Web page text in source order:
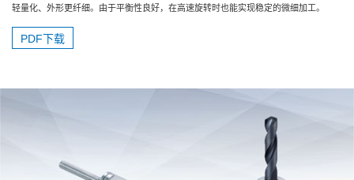
轻量化、外形更纤细。由于平衡性良好，在高速旋转时也能实现稳定的微细加工。
PDF下载